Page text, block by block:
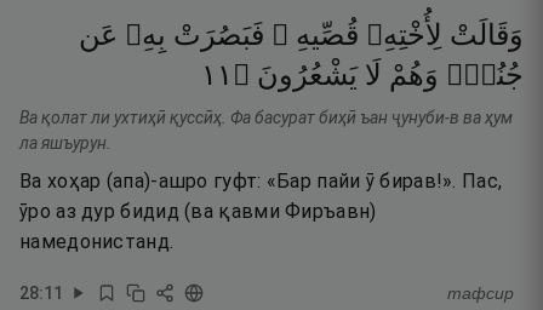
وَقَالَتْ لِأُخْتِهِۦ قُصِّيهِ ۖ فَبَصُرَتْ بِهِۦ عَن
جُنُبٍۢ وَهُمْ لَا يَشْعُرُونَ ۝ ١١
Ва қолат ли ухтиҳӣ қуссӣҳ. Фа басурат биҳӣ ъан ҷунуби-в ва ҳум
ла яшъурун.
Ва хоҳар (апа)-ашро гуфт: «Бар пайи ӯ бирав!». Пас,
ӯро аз дур бидид (ва қавми Фиръавн)
намедонистанд.
28:11 тафсир